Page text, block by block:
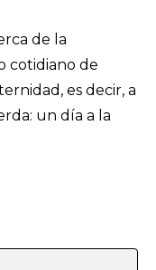
de la
cotidiano de
es decir, a
un día a la